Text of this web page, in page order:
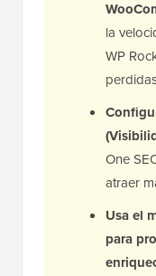
la
WP
One
atraer
Usa el
para